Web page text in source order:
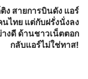
ง สายการบินดัง แอร์
ไทย แต่กับฝรั่งนั่งลง
างดี ด้านชาวเน็ตตอก
กลับแอร์ไม่ใช่ทาส!